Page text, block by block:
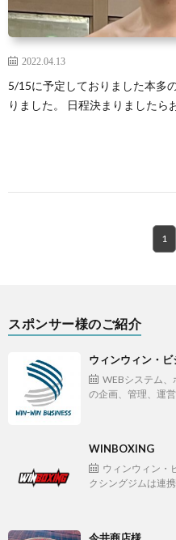
2022.04.13
5/15に予定しておりました本多
りました。 日程決まりましたら
1
スポンサー様のご紹介
ウィンウィン・
WEBシステム
の企画、管理、運
WINBOXING
ウィンウィン・
クシングジムは連